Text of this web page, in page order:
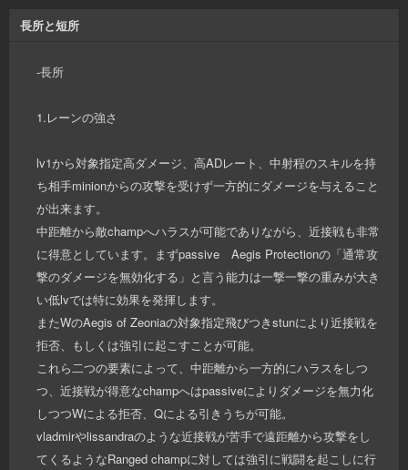
長所と短所
-長所
1.レーンの強さ
lv1から対象指定高ダメージ、高ADレート、中射程のスキルを持
ち相手minionからの攻撃を受けず一方的にダメージを与えること
が出来ます。
中距離から敵champへハラスが可能でありながら、近接戦も非常
に得意としています。まずpassive Aegis Protectionの「通常攻
撃のダメージを無効化する」と言う能力は一撃一撃の重みが大き
い低lvでは特に効果を発揮します。
またWのAegis of Zeoniaの対象指定飛びつきstunにより近接戦を
拒否、もしくは強引に起こすことが可能。
これら二つの要素によって、中距離から一方的にハラスをしつ
つ、近接戦が得意なchampへはpassiveによりダメージを無力化
しつつWによる拒否、Qによる引きうちが可能。
vladmirやlissandraのような近接戦が苦手で遠距離から攻撃をし
てくるようなRanged champに対しては強引に戦闘を起こしに行